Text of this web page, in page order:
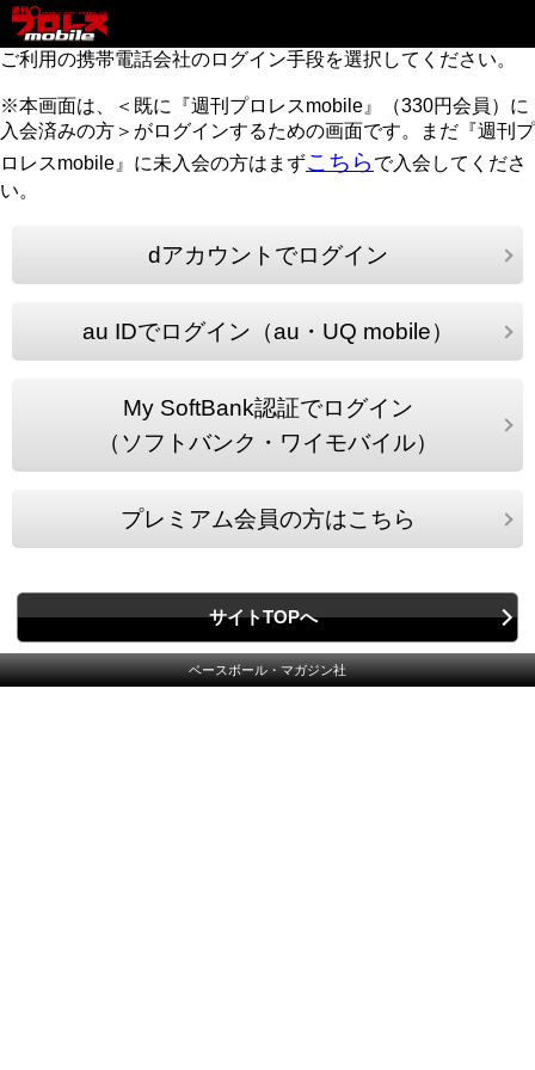
ご利用の携帯電話会社のログイン手段を選択してください。
※本画面は、＜既に『週刊プロレスmobile』（330円会員）に
入会済みの方＞がログインするための画面です。まだ『週刊プ
ロレスmobile』に未入会の方はまずこちら で入会してくださ
い。
dアカウントでログイン
au IDでログイン（au・UQ mobile）
My SoftBank認証でログイン
（ソフトバンク・ワイモバイル）
プレミアム会員の方はこちら
サイトTOPへ
ベースボール・マガジン社